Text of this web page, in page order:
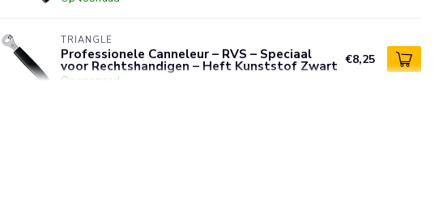
TRIANGLE
Professionele Canneleur – RVS – Speciaal
voor Rechtshandigen – Heft Kunststof Zwart
Op voorraad
€8,25